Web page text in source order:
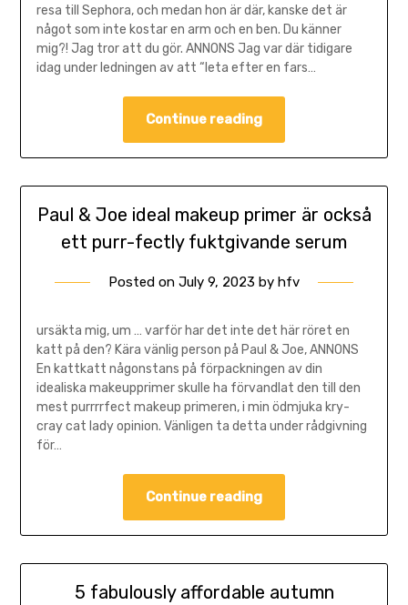
resa till Sephora, och medan hon är där, kanske det är
något som inte kostar en arm och en ben. Du känner
mig?! Jag tror att du gör. ANNONS Jag var där tidigare
idag under ledningen av att “leta efter en fars…
Continue reading
Paul & Joe ideal makeup primer är också
ett purr-fectly fuktgivande serum
Posted on July 9, 2023 by hfv
ursäkta mig, um … varför har det inte det här röret en
katt på den? Kära vänlig person på Paul & Joe, ANNONS
En kattkatt någonstans på förpackningen av din
idealiska makeupprimer skulle ha förvandlat den till den
mest purrrrfect makeup primeren, i min ödmjuka kry-
cray cat lady opinion. Vänligen ta detta under rådgivning
för…
Continue reading
5 fabulously affordable autumn